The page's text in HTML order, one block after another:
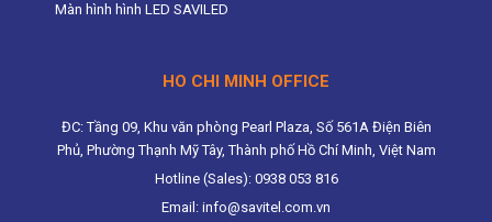
Màn hình hình LED SAVILED
HO CHI MINH OFFICE
ĐC: Tầng 09, Khu văn phòng Pearl Plaza, Số 561A Điện Biên
Phủ, Phường Thạnh Mỹ Tây, Thành phố Hồ Chí Minh, Việt Nam
Hotline (Sales): 0938 053 816
Email: info@savitel.com.vn